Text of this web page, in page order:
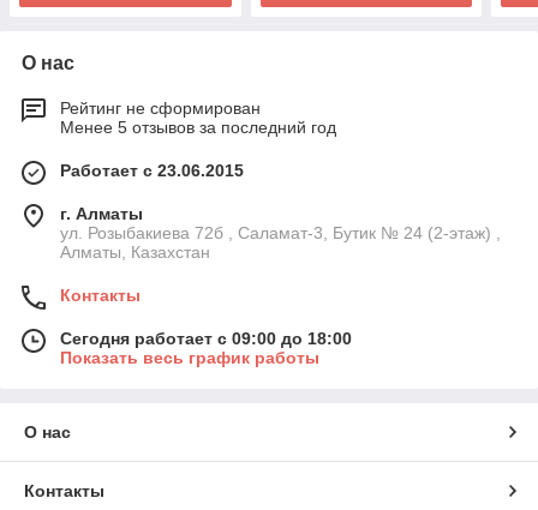
О нас
Рейтинг не сформирован
Менее 5 отзывов за последний год
Работает с 23.06.2015
г. Алматы
ул. Розыбакиева 72б , Саламат-3, Бутик № 24 (2-этаж) ,
Алматы, Казахстан
Контакты
Сегодня работает с 09:00 до 18:00
Показать весь график работы
О нас
Контакты